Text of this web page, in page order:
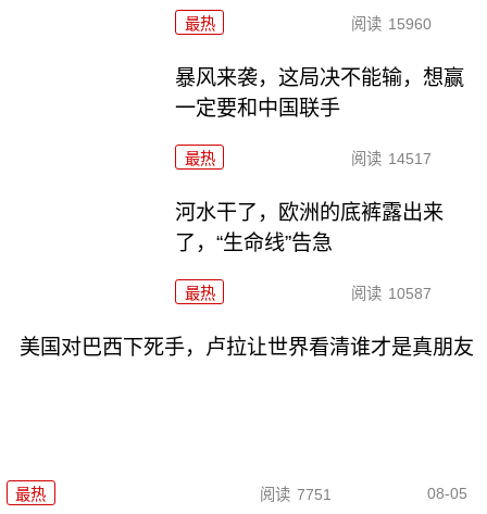
最热 阅读 15960
暴风来袭，这局决不能输，想赢
一定要和中国联手
最热 阅读 14517
河水干了，欧洲的底裤露出来
了，“生命线”告急
最热 阅读 10587
美国对巴西下死手，卢拉让世界看清谁才是真朋友
最热 阅读 7751 08-05